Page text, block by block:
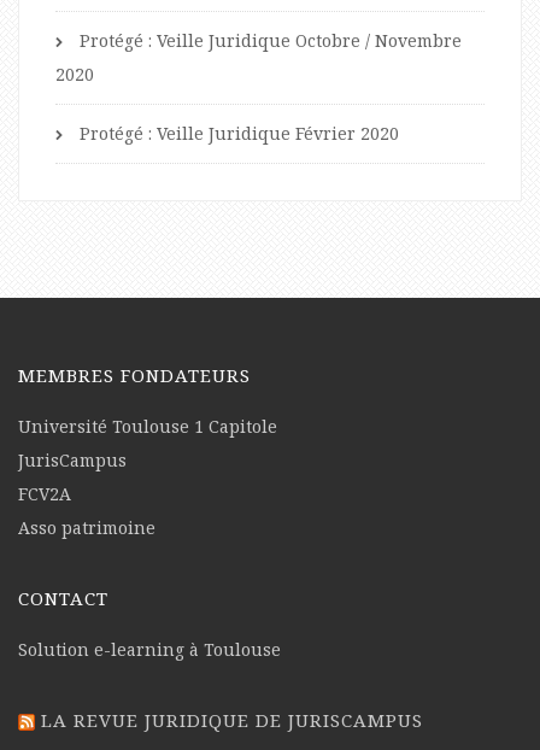
Protégé : Veille Juridique Octobre / Novembre
2020
Protégé : Veille Juridique Février 2020
MEMBRES FONDATEURS
Université Toulouse 1 Capitole
JurisCampus
FCV2A
Asso patrimoine
CONTACT
Solution e-learning à Toulouse
LA REVUE JURIDIQUE DE JURISCAMPUS